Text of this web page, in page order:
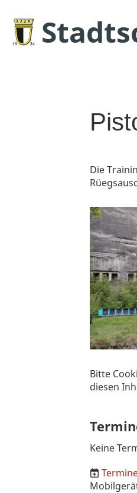
Die
Bitte
diesen
Keine